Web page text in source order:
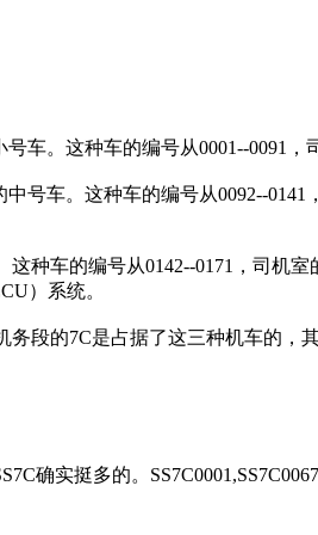
车。这种车的编号从0001--0091
号车。这种车的编号从0092--
种车的编号从0142--0171，司机
）系统。
段的7C是占据了这三种机车的，
确实挺多的。